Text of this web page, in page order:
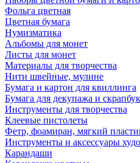
Фольга цветная
Цветная бумага
Нумизматика
Альбомы для монет
Листы для монет
Материалы для творчества
Нити швейные, мулине
Бумага и картон для квиллинга
Бумага для декупажа и
Инструменты для творчества
Клеевые пистолеты
Фетр, фоамиран, мягкий
Инструменты и аксессуары
Карандаши